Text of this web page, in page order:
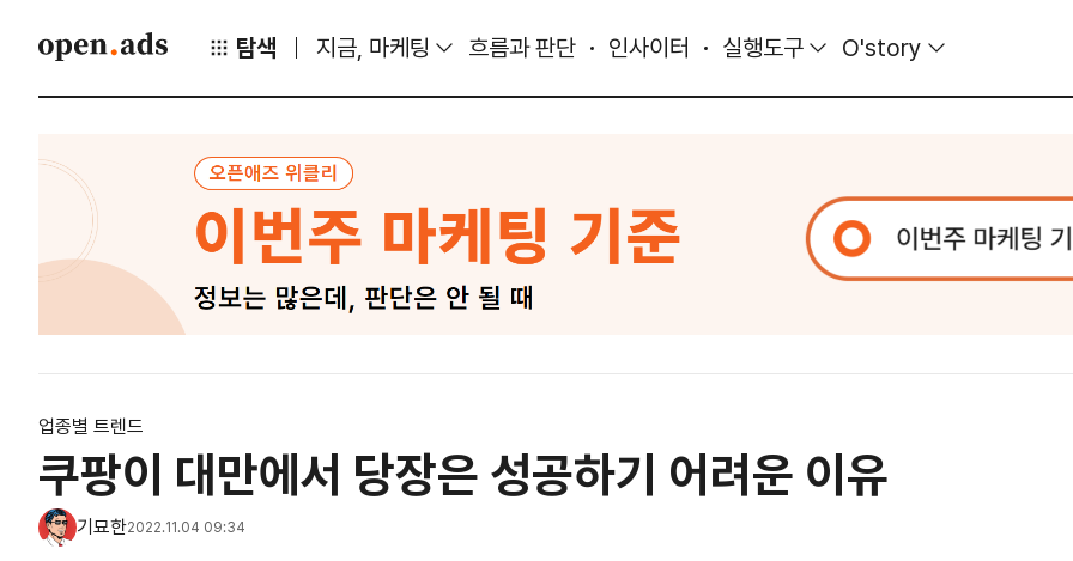
탐색 지금, 마케팅 흐름과 판단 인사이터 실행도구 O'story
업종별 트렌드
쿠팡이 대만에서 당장은 성공하기 어려운 이유
기묘한2022.11.04 09:34